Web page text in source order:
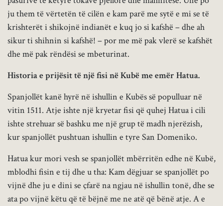
ju them të vërtetën të cilën e kam parë me sytë e mi se të
krishterët i shikojnë indianët e kuq jo si kafshë – dhe ah
sikur ti shihnin si kafshë! – por me më pak vlerë se kafshët
dhe më pak rëndësi se mbeturinat.
Historia e prijësit të një fisi në Kubë me emër Hatua.
Spanjollët kanë hyrë në ishullin e Kubës së populluar në
vitin 1511. Atje ishte një kryetar fisi që quhej Hatua i cili
ishte strehuar së bashku me një grup të madh njerëzish,
kur spanjollët pushtuan ishullin e tyre San Domeniko.
Hatua kur mori vesh se spanjollët mbërritën edhe në Kubë,
mblodhi fisin e tij dhe u tha: Kam dëgjuar se spanjollët po
vijnë dhe ju e dini se çfarë na ngjau në ishullin tonë, dhe se
ata po vijnë këtu që të bëjnë me ne atë që bënë atje. A e